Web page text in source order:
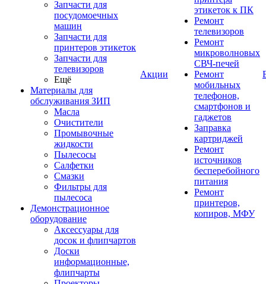
Запчасти для
посудомоечных
машин
Запчасти для
принтеров этикеток
Запчасти для
телевизоров
Ещё
Материалы для
обслуживания ЗИП
Масла
Очистители
Промывочные
жидкости
Пылесосы
Салфетки
Смазки
Фильтры для
пылесоса
Демонстрационное
оборудование
Аксессуары для
досок и флипчартов
Доски
информационные,
флипчарты
Акции
этикеток к ПК
Ремонт
телевизоров
Ремонт
микроволновых
СВЧ-печей
Ремонт
мобильных
телефонов,
смартфонов и
гаджетов
Заправка
картриджей
Ремонт
источников
бесперебойного
питания
Ремонт
принтеров,
копиров, МФУ